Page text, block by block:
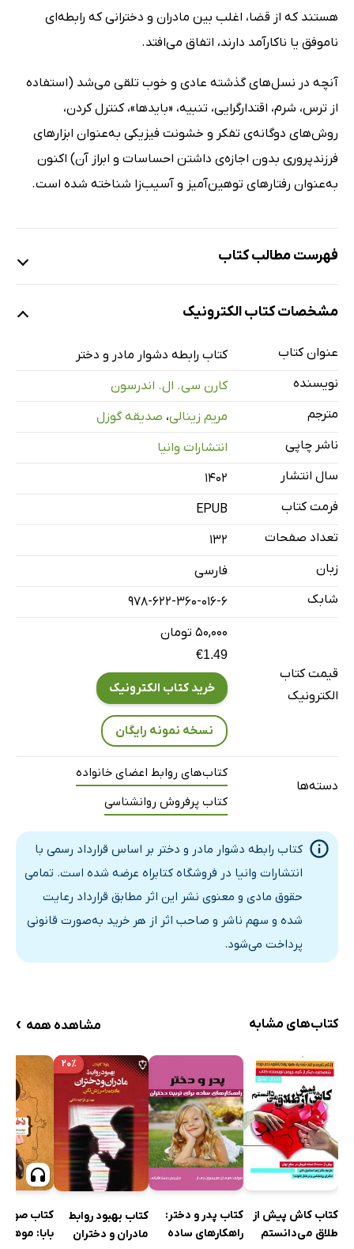
هستند که از قضا، اغلب بین مادران و دخترانی که رابطه‌ای
ناموفق یا ناکارآمد دارند، اتفاق می‌افتد.
آنچه در نسل‌های گذشته عادی و خوب تلقی می‌شد (استفاده
از ترس، شرم، اقتدارگرایی، تنبیه، «بایدها»، کنترل کردن،
روش‌های دوگانه‌ی تفکر و خشونت فیزیکی به‌عنوان ابزارهای
فرزندپروری بدون اجازه‌ی داشتن احساسات و ابراز آن) اکنون
به‌عنوان رفتارهای توهین‌آمیز و آسیب‌زا شناخته شده است.
فهرست مطالب کتاب
پاسخ به سؤالات
آشکارسازی
آگاهی
توجه
احساسات
خیانت
کاوش
وقفه
نیاز
منابع برای مطالعه‌ی بیشتر
مشخصات کتاب الکترونیک
عنوان کتاب
کتاب رابطه‌ دشوار مادر و دختر
نویسنده
کارن سی. ال. اندرسون
مترجم
مریم زینالی، صدیقه گوزل
ناشر چاپی
انتشارات وانیا
سال انتشار
۱۴۰۲
فرمت کتاب
EPUB
تعداد صفحات
132
زبان
فارسی
شابک
978-622-360-016-6
قیمت کتاب
الکترونیک
۵۰,۰۰۰ تومان
€1.49
خرید کتاب الکترونیک
نسخه نمونه رایگان
دسته‌ها
کتاب‌های روابط اعضای خانواده
کتاب پرفروش روانشناسی
کتاب رابطه‌ دشوار مادر و دختر بر اساس قرارداد رسمی با
انتشارات وانیا در فروشگاه کتابراه عرضه شده است. تمامی
حقوق مادی و معنوی نشر این اثر مطابق قرارداد رعایت
شده و سهم ناشر و صاحب اثر از هر خرید به‌صورت قانونی
پرداخت می‌شود.
کتاب‌های مشابه مشاهده همه ›
کتاب کاش پیش از
طلاق می‌دانستم
کتاب پدر و دختر:
راهکارهای ساده
۲۰٪
کتاب بهبود روابط
مادران و دختران
کتاب
بابا: